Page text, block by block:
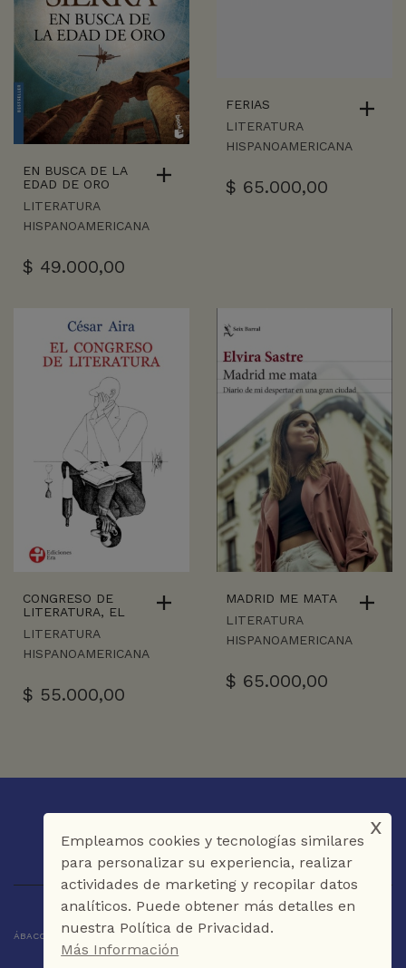
EN BUSCA DE LA
EDAD DE ORO
LITERATURA
HISPANOAMERICANA
$ 49.000,00
FERIAS
LITERATURA
HISPANOAMERICANA
$ 65.000,00
CONGRESO DE
LITERATURA, EL
LITERATURA
HISPANOAMERICANA
$ 55.000,00
MADRID ME MATA
LITERATURA
HISPANOAMERICANA
$ 65.000,00
ÁBACO LIBROS Y CAFÉ © 2025 CARTAGENA DE INDIAS - COLOMBIA
Empleamos cookies y tecnologías similares
para personalizar su experiencia, realizar
actividades de marketing y recopilar datos
analíticos. Puede obtener más detalles en
nuestra Política de Privacidad.
Más Información
x